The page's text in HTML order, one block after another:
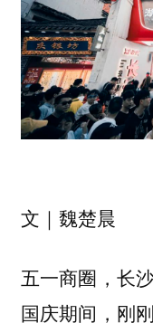
文｜魏楚晨
五一商圈，长
国庆期间，刚